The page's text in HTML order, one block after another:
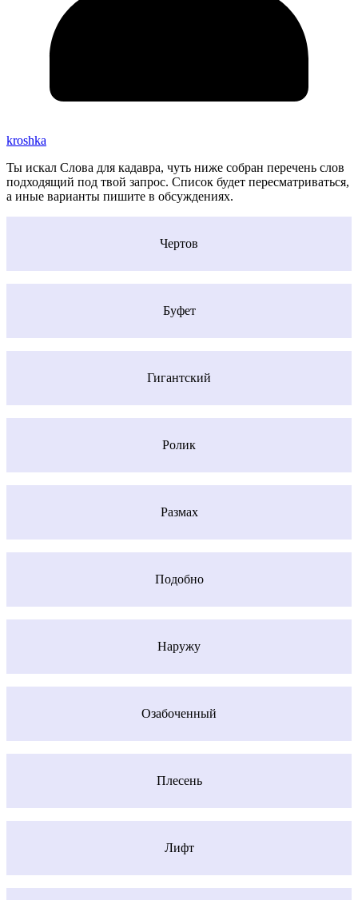
kroshka
Ты искал Слова для кадавра, чуть ниже собран перечень слов
подходящий под твой запрос. Список будет пересматриваться,
а иные варианты пишите в обсуждениях.
Чертов
Буфет
Гигантский
Ролик
Размах
Подобно
Наружу
Озабоченный
Плесень
Лифт